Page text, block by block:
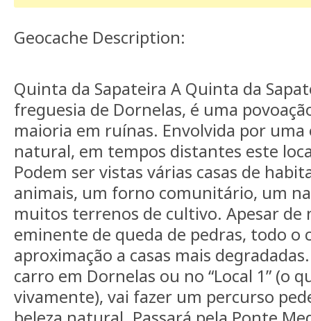
Geocache Description:
Quinta da Sapateira A Quinta da
freguesia de Dornelas, é uma
maioria em ruínas. Envolvida por uma
natural, em tempos distantes este
Podem ser vistas várias casas de
animais, um forno comunitário, um
muitos terrenos de cultivo. Apesar de
eminente de queda de pedras, todo o
aproximação a casas mais
carro em Dornelas ou no “Local 1” (o
vivamente), vai fazer um percurso